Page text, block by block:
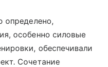
определено,
особенно силовые
обеспечивали
Сочетание